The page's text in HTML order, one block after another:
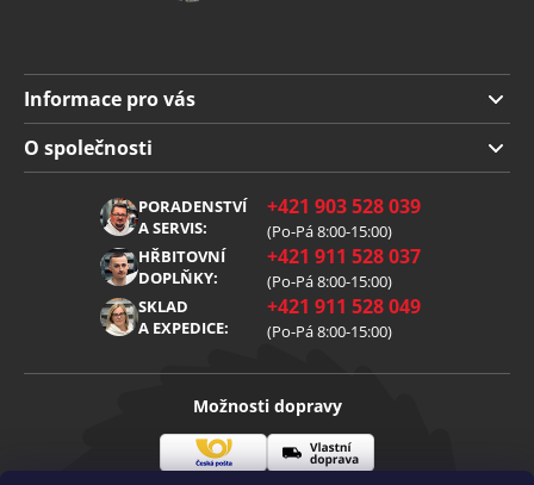
Informace pro vás
Doprava a platba
Obchodní podmínky
Reklamace
Zpracování osobních údajů
O společnosti
PORADENSTVÍ
A SERVIS:
+421 903 528 039
(Po-Pá 8:00-15:00)
HŘBITOVNÍ
DOPLŇKY:
+421 911 528 037
(Po-Pá 8:00-15:00)
SKLAD
A EXPEDICE:
+421 911 528 049
(Po-Pá 8:00-15:00)
Možnosti dopravy